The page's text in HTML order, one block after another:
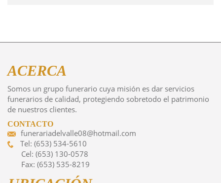
ACERCA
Somos un grupo funerario cuya misión es dar servicios
funerarios de calidad, protegiendo sobretodo el patrimonio
de nuestros clientes.
CONTACTO
funerariadelvalle08@hotmail.com
Tel: (653) 534-5610
Cel: (653) 130-0578
Fax: (653) 535-8219